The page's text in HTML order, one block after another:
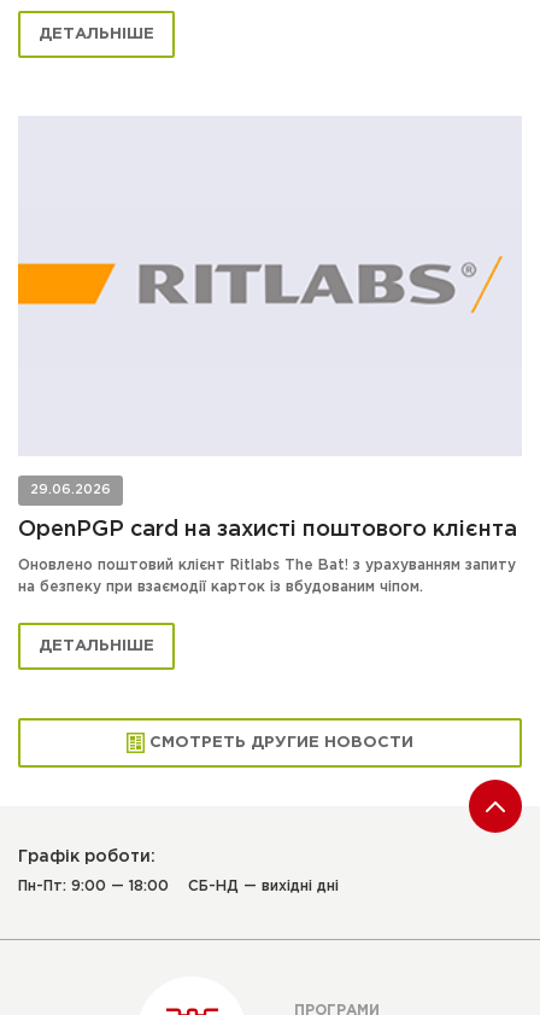
ДЕТАЛЬНІШЕ
29.06.2026
OpenPGP card на захисті поштового клієнта
Оновлено поштовий клієнт Ritlabs The Bat! з урахуванням запиту
на безпеку при взаємодії карток із вбудованим чіпом.
ДЕТАЛЬНІШЕ
СМОТРЕТЬ ДРУГИЕ НОВОСТИ
Графік роботи:
Пн-Пт: 9:00 — 18:00 СБ-НД — вихідні дні
ПРОГРАМИ